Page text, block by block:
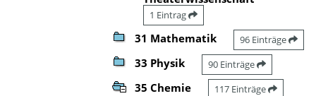
1 Eintrag
31 Mathematik 96 Einträge
33 Physik 90 Einträge
35 Chemie 117 Einträge